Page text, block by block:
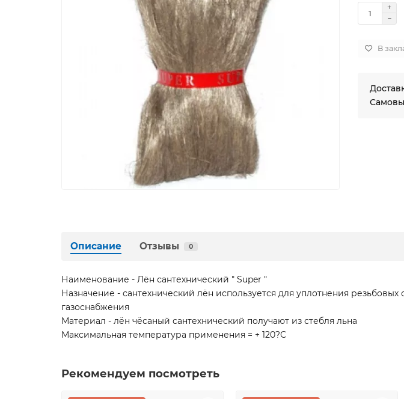
В
Описание Отзывы 0
Наименование - Лён сантехнический " Super "
Назначение - сантехнический лён используется для уплотнения
газоснабжения
Материал - лён чёсаный сантехнический получают из стебля льна
Максимальная температура применения = + 120?С
Рекомендуем посмотреть